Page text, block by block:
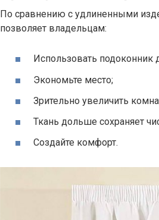
По сравнению с удлиненными
позволяет владельцам:
Использовать подоконник
Экономьте место;
Зрительно увеличить
Ткань дольше сохраняет
Создайте комфорт.